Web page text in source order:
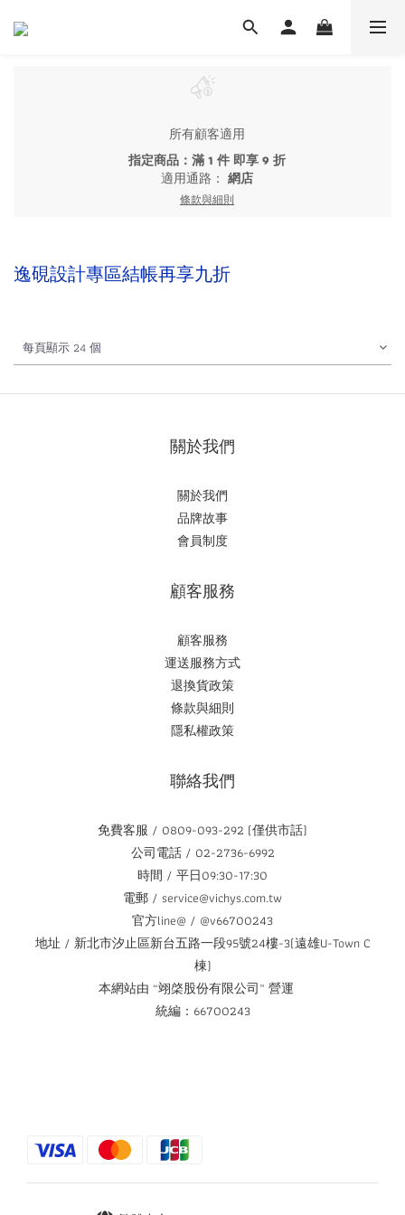
所有顧客適用
指定商品：滿 1 件 即享 9 折
適用通路： 網店
條款與細則
逸硯設計專區結帳再享九折
每頁顯示 24 個
關於我們
關於我們
品牌故事
會員制度
顧客服務
顧客服務
運送服務方式
退換貨政策
條款與細則
隱私權政策
聯絡我們
免費客服 / 0809-093-292 (僅供市話)
公司電話 / 02-2736-6992
時間 / 平日09:30-17:30
電郵 / service@vichys.com.tw
官方line@ / @v66700243
地址 / 新北市汐止區新台五路一段95號24樓-3(遠雄U-Town C
棟)
本網站由 “翊棨股份有限公司” 營運
統編：66700243